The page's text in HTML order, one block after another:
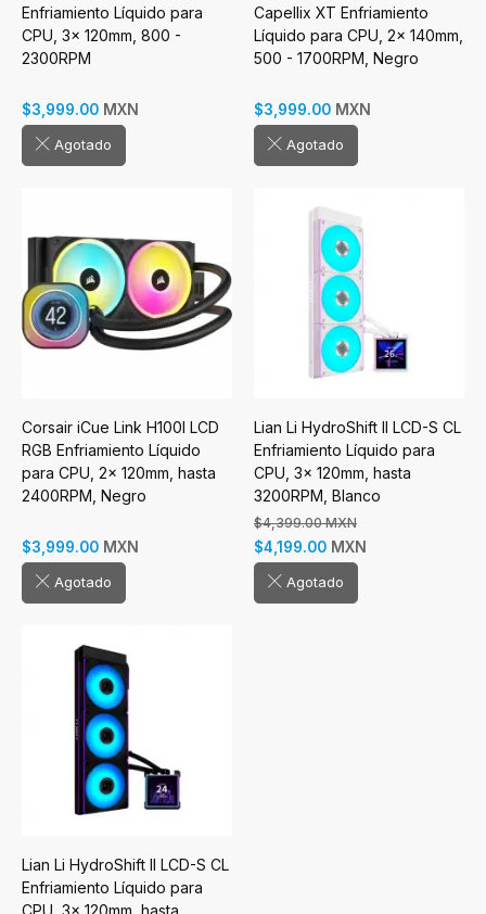
Enfriamiento Líquido para
CPU, 3x 120mm, 800 -
2300RPM
$3,999.00 MXN
Agotado
Capellix XT Enfriamiento
Líquido para CPU, 2x 140mm,
500 - 1700RPM, Negro
$3,999.00 MXN
Agotado
Corsair iCue Link H100I LCD
RGB Enfriamiento Líquido
para CPU, 2x 120mm, hasta
2400RPM, Negro
$3,999.00 MXN
Agotado
Lian Li HydroShift II LCD-S CL
Enfriamiento Líquido para
CPU, 3x 120mm, hasta
3200RPM, Blanco
$4,399.00 MXN
$4,199.00 MXN
Agotado
Lian Li HydroShift II LCD-S CL
Enfriamiento Líquido para
CPU, 3x 120mm, hasta